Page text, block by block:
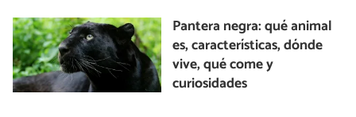
Pantera negra: qué animal
es, características, dónde
vive, qué come y
curiosidades